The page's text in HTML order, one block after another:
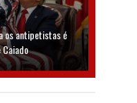
os antipetistas é
Caiado